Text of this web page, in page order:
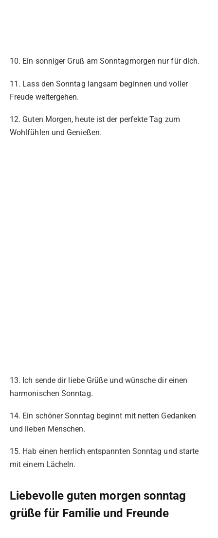
10. Ein sonniger Gruß am Sonntagmorgen nur für dich.
11. Lass den Sonntag langsam beginnen und voller
Freude weitergehen.
12. Guten Morgen, heute ist der perfekte Tag zum
Wohlfühlen und Genießen.
13. Ich sende dir liebe Grüße und wünsche dir einen
harmonischen Sonntag.
14. Ein schöner Sonntag beginnt mit netten Gedanken
und lieben Menschen.
15. Hab einen herrlich entspannten Sonntag und starte
mit einem Lächeln.
Liebevolle guten morgen sonntag
grüße für Familie und Freunde